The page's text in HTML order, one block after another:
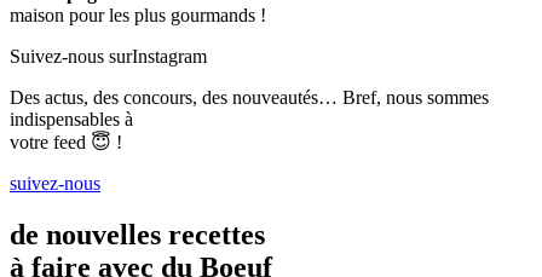
maison pour les plus gourmands !
Suivez-nous surInstagram
Des actus, des concours, des nouveautés… Bref, nous sommes
indispensables à
votre feed 😇 !
suivez-nous
de nouvelles recettes
à faire avec du Boeuf